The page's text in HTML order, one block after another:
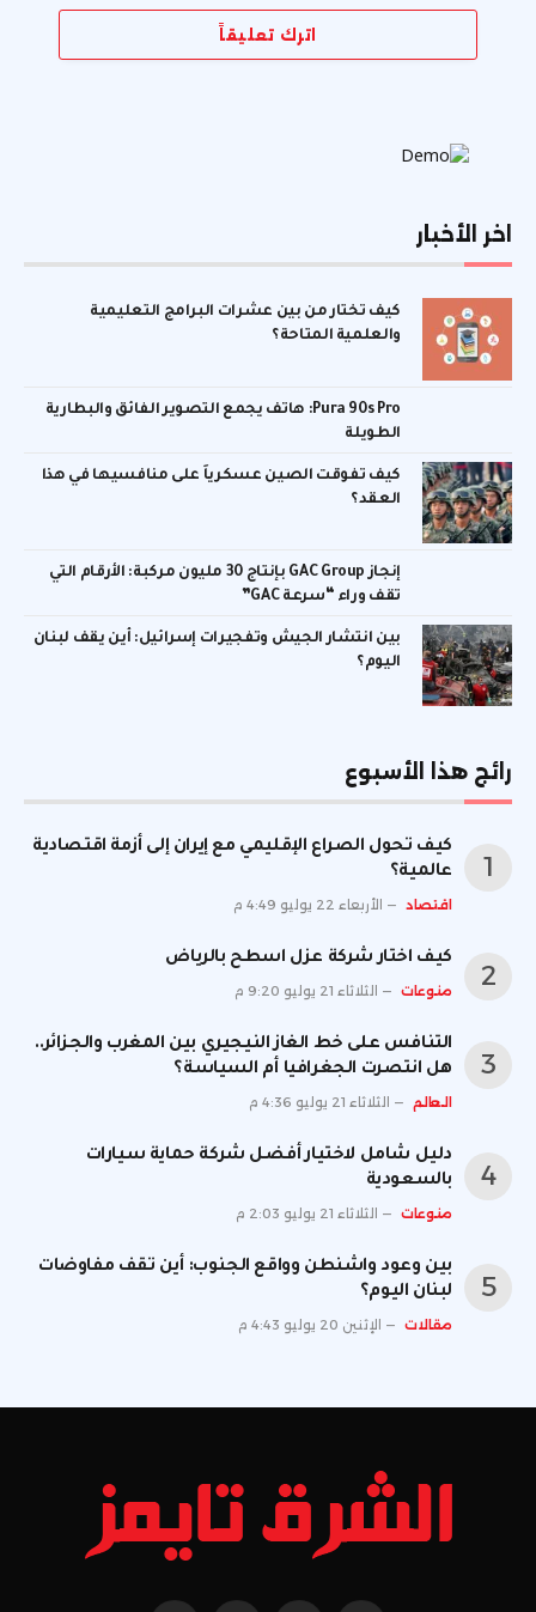
اترك تعليقاً
اخر الأخبار
كيف تختار من بين عشرات البرامج التعليمية
والعلمية المتاحة؟
Pura 90s Pro: هاتف يجمع التصوير الفائق والبطارية
الطويلة
كيف تفوقت الصين عسكرياً على منافسيها في هذا
العقد؟
إنجاز GAC Group بإنتاج 30 مليون مركبة: الأرقام التي
تقف وراء “سرعة GAC”
بين انتشار الجيش وتفجيرات إسرائيل: أين يقف لبنان
اليوم؟
رائج هذا الأسبوع
كيف تحول الصراع الإقليمي مع إيران إلى أزمة اقتصادية
عالمية؟
اقتصاد الأربعاء 22 يوليو 4:49 م
كيف اختار شركة عزل اسطح بالرياض
منوعات الثلاثاء 21 يوليو 9:20 م
التنافس على خط الغاز النيجيري بين المغرب والجزائر..
هل انتصرت الجغرافيا أم السياسة؟
العالم الثلاثاء 21 يوليو 4:36 م
دليل شامل لاختيار أفضل شركة حماية سيارات
بالسعودية
منوعات الثلاثاء 21 يوليو 2:03 م
بين وعود واشنطن وواقع الجنوب: أين تقف مفاوضات
لبنان اليوم؟
مقالات الإثنين 20 يوليو 4:43 م